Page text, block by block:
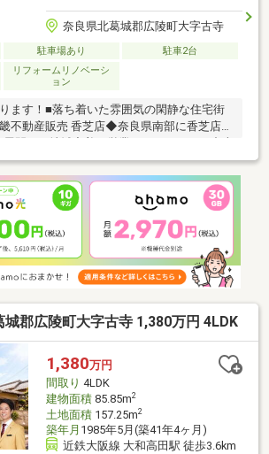
奈良県北葛城郡広陵町大字古寺
駐車場あり 駐車2台
リフォームリノベーシ
ョン
ます！■落ち着いた雰囲気の閑静な住宅街
不動産販売 香芝店◆奈良県南部に香芝店・
て、リフォームのご相談やお見積り、プラ
ご入居後の暮らしに合わせた住まいづくり
。センチュリー21のネットワークと情報力
アフターサービスまで安心して進めていた
たします。◆住まいづくりに関することな
談ください◆
城郡広陵町大字古寺 1,380万円 4LDK
1,380万円
間取り 4LDK
建物面積85.85m2
土地面積157.25m2
築年月 1985年5月(築41年4ヶ月)
近鉄大阪線 大和高田駅 徒歩3.6km